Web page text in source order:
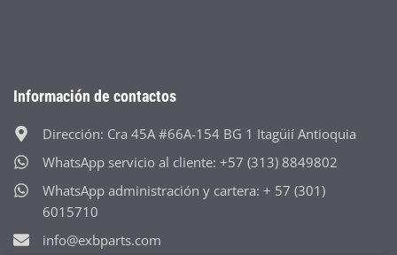
Información de contactos
Dirección: Cra 45A #66A-154 BG 1 Itagüií Antioquia
WhatsApp servicio al cliente: +57 (313) 8849802
WhatsApp administración y cartera: + 57 (301)
6015710
info@exbparts.com